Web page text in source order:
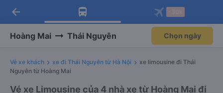
Tải app Vexere ngay!
Nhận ưu đãi thành viên độc
Mở app
Tải app Vexere
-30k/ghế khi đặt vé máy bay qua
Mở app
arrow_back
Hoàng Mai Thái Nguyên Chọn ngày
Vé xe khách xe đi Thái Nguyên từ Hà Nội
xe limousine đi Thái
Nguyên từ Hoàng Mai
Vé xe Limousine của 4 nhà xe từ Hoàng Mai đi